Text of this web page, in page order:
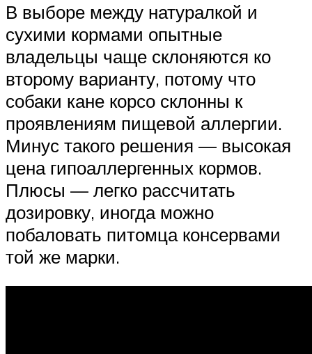
В выборе между натуралкой и
сухими кормами опытные
владельцы чаще склоняются ко
второму варианту, потому что
собаки кане корсо склонны к
проявлениям пищевой аллергии.
Минус такого решения — высокая
цена гипоаллергенных кормов.
Плюсы — легко рассчитать
дозировку, иногда можно
побаловать питомца консервами
той же марки.